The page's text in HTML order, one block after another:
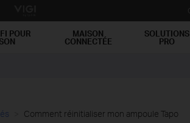
POUR MAISON
CONNECTÉE
SOLUTIONS
PRO
Comment réinitialiser mon ampoule Tapo